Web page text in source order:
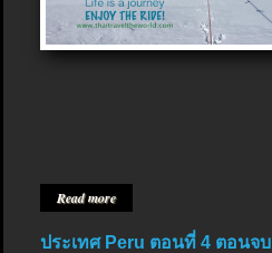
Read more
ประเทศ Peru ตอนที่ 4 ตอนจบ